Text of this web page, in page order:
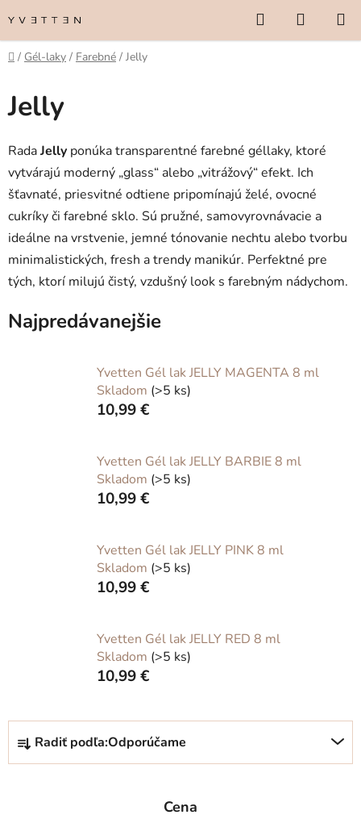
na
obsah
Hľadať
KOŠÍK
Domov
/ Gél-laky / Farebné / Jelly
Jelly
RadaJelly ponúka transparentné farebné géllaky, ktoré
vytvárajú moderný „glass“ alebo „vitrážový“ efekt. Ich
šťavnaté, priesvitné odtiene pripomínajú želé, ovocné
cukríky či farebné sklo. Sú pružné, samovyrovnávacie a
ideálne na vrstvenie, jemné tónovanie nechtu alebo tvorbu
minimalistických, fresh a trendy manikúr. Perfektné pre
tých, ktorí milujú čistý, vzdušný look s farebným nádychom.
Najpredávanejšie
Yvetten Gél lak JELLY MAGENTA 8 ml
Skladom (>5 ks)
10,99 €
Yvetten Gél lak JELLY BARBIE 8 ml
Skladom (>5 ks)
10,99 €
Yvetten Gél lak JELLY PINK 8 ml
Skladom (>5 ks)
10,99 €
Yvetten Gél lak JELLY RED 8 ml
Skladom (>5 ks)
10,99 €
R
d
Radiť podľa:Odporúčame
Cena